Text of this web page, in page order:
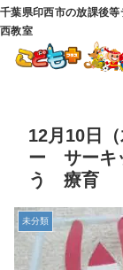
千葉県印西市の放課後
西教室
12月10日
ー サーキ
う 療育
未分類